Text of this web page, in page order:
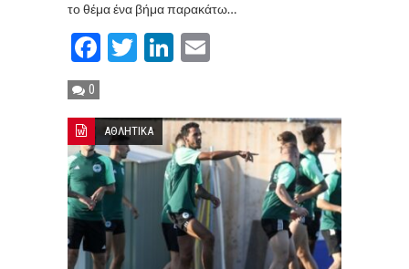
το θέμα ένα βήμα παρακάτω…
Facebook
TwitterLinkedIn
0
ΑΘΛΗΤΙΚΑ